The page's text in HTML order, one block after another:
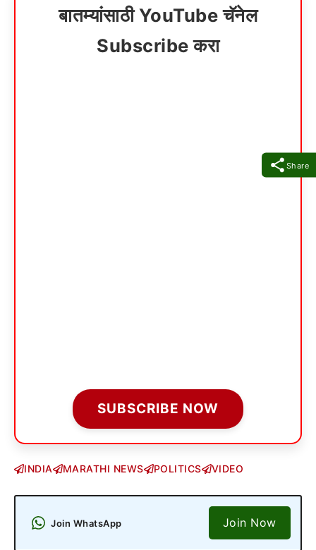
Share
बातम्यांसाठी YouTube चॅनेल
Subscribe करा
SUBSCRIBE NOW
INDIA MARATHI NEWS POLITICS VIDEO
Join WhatsApp Join Now